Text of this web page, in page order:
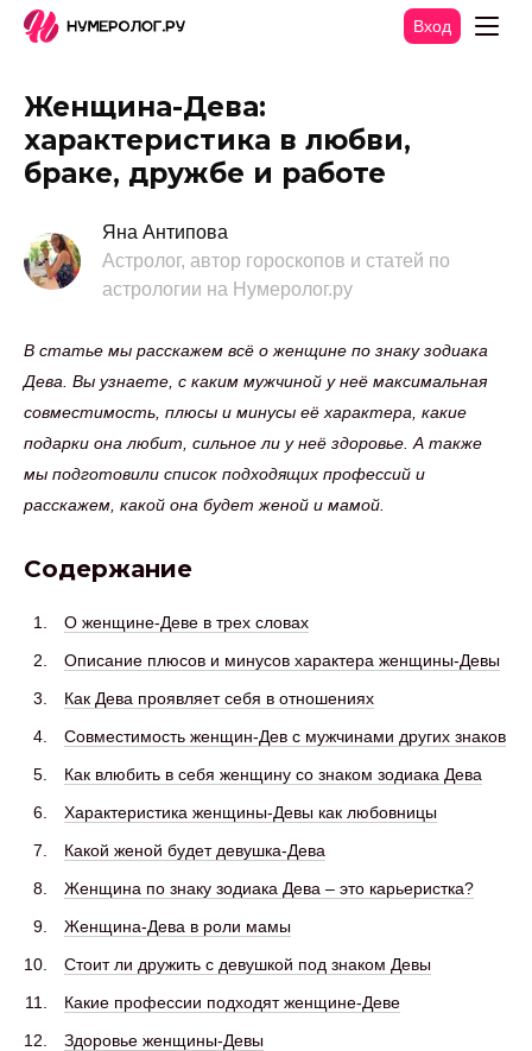
Вход
Женщина-Дева:
характеристика в любви,
браке, дружбе и работе
Яна Антипова
Астролог, автор гороскопов и статей по
астрологии на Нумеролог.ру
В статье мы расскажем всё о женщине по знаку зодиака
Дева. Вы узнаете, с каким мужчиной у неё максимальная
совместимость, плюсы и минусы её характера, какие
подарки она любит, сильное ли у неё здоровье. А также
мы подготовили список подходящих профессий и
расскажем, какой она будет женой и мамой.
Содержание
О женщине-Деве в трех словах
Описание плюсов и минусов характера женщины-Девы
Как Дева проявляет себя в отношениях
Совместимость женщин-Дев с мужчинами других знаков
Как влюбить в себя женщину со знаком зодиака Дева
Характеристика женщины-Девы как любовницы
Какой женой будет девушка-Дева
Женщина по знаку зодиака Дева – это карьеристка?
Женщина-Дева в роли мамы
Стоит ли дружить с девушкой под знаком Девы
Какие профессии подходят женщине-Деве
Здоровье женщины-Девы